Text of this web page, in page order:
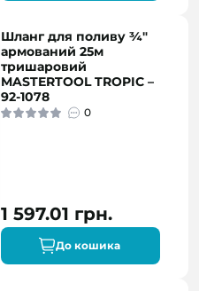
Шланг для поливу ¾"
армований 25м
тришаровий
MASTERTOOL TROPIC –
92-1078
0
1 597.01 грн.
До кошика